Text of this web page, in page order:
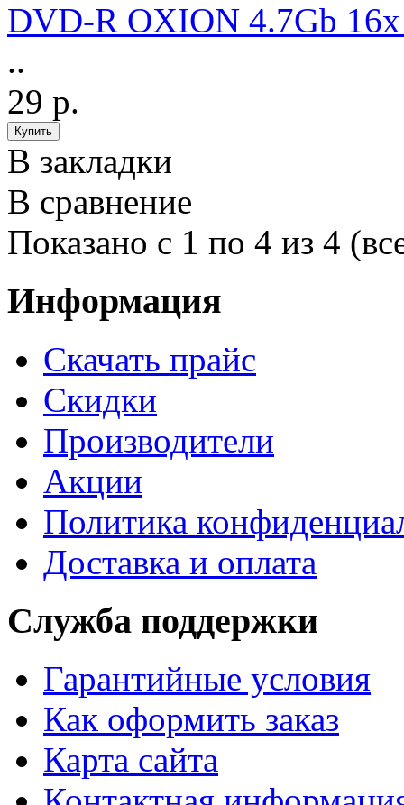
DVD-R OXION 4.7Gb
..
29 р.
В закладки
В сравнение
Показано с 1 по 4 из 4
Информация
Cкачать прайс
Скидки
Производители
Акции
Политика
Доставка и оплата
Служба поддержки
Гарантийные условия
Как оформить заказ
Карта сайта